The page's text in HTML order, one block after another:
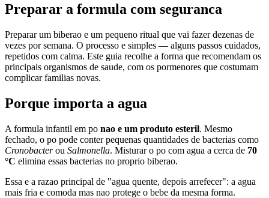
Preparar a formula com seguranca
Preparar um biberao e um pequeno ritual que vai fazer dezenas de
vezes por semana. O processo e simples — alguns passos cuidados,
repetidos com calma. Este guia recolhe a forma que recomendam os
principais organismos de saude, com os pormenores que costumam
complicar familias novas.
Porque importa a agua
A formula infantil em po nao e um produto esteril. Mesmo
fechado, o po pode conter pequenas quantidades de bacterias como
Cronobacterou Salmonella. Misturar o po com agua a cerca de 70
°C elimina essas bacterias no proprio biberao.
Essa e a razao principal de "agua quente, depois arrefecer": a agua
mais fria e comoda mas nao protege o bebe da mesma forma.